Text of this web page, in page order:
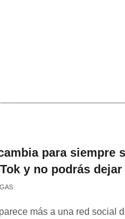
para siempre
y no podrás dejar
más a una red social